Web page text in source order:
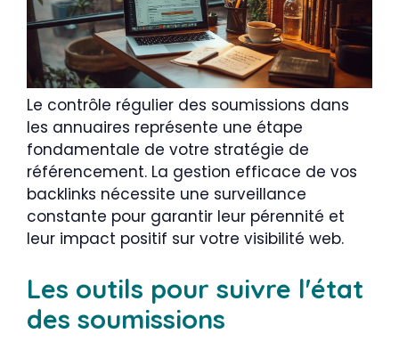
Le contrôle régulier des soumissions dans
les annuaires représente une étape
fondamentale de votre stratégie de
référencement. La gestion efficace de vos
backlinks nécessite une surveillance
constante pour garantir leur pérennité et
leur impact positif sur votre visibilité web.
Les outils pour suivre l'état
des soumissions